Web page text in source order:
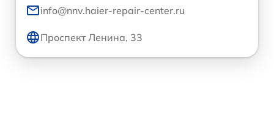
info@nnv.haier-repair-center.ru
Проспект Ленина, 33